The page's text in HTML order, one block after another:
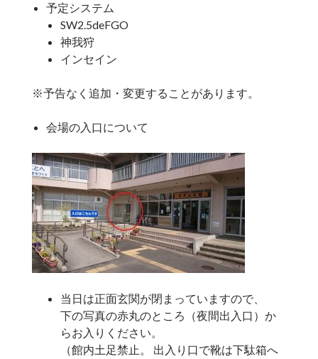
予定システム
SW2.5deFGO
神我狩
インセイン
※予告なく追加・変更することがあります。
会場の入口について
当日は正面玄関が閉まっていますので、
下の写真の赤丸のところ（夜間出入口）か
らお入りください。
（館内土足禁止。 出入り口で靴は下駄箱へ